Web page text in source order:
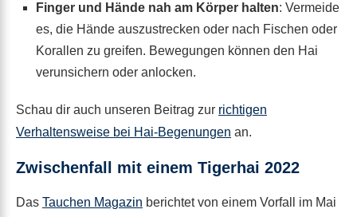
Finger und Hände nah am Körper halten: Vermeide
es, die Hände auszustrecken oder nach Fischen oder
Korallen zu greifen. Bewegungen können den Hai
verunsichern oder anlocken.
Schau dir auch unseren Beitrag zur richtigen
Verhaltensweise bei Hai-Begenungen an.
Zwischenfall mit einem Tigerhai 2022
Das Tauchen Magazin berichtet von einem Vorfall im Mai